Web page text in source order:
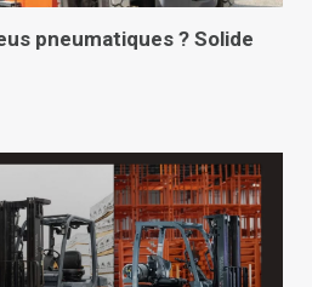
pneumatiques ? Solide